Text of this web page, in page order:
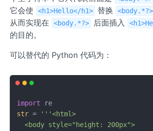
它会使
<h1>Hello</h1> 替换 <body.*?>
从而实现在
<body.*?> 后面插入
的目的。
可以替代的 Python 代码为：
import
str =
'''<html>
  <body style="height: 200px">